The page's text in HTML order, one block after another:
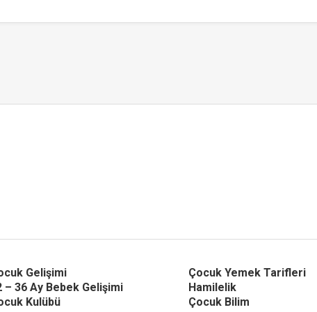
Gelişimi Çocuk Yemek Tarifleri
– 36 Ay Bebek Gelişimi Hamilelik
Kulübü Çocuk Bilim